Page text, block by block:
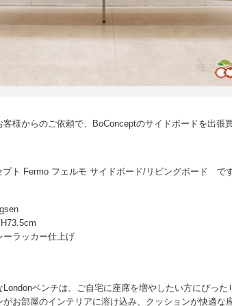
様からのご依頼で、BoConceptのサイドボードを出張
プト Fermo フェルモ サイドボード/リビングボード です
ーラッカー仕上げ
ベンチは、ご自宅に座席を増やしたい方にぴった
お部屋のインテリアに溶け込み、クッションが快適な